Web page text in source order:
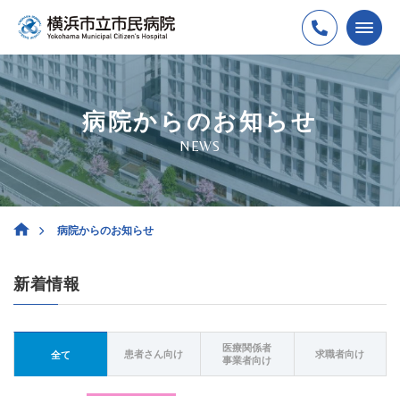
病院からのお知らせ
NEWS
病院からのお知らせ
新着情報
全て 患者さん向け
医療関係者
事業者向け
求職者向け